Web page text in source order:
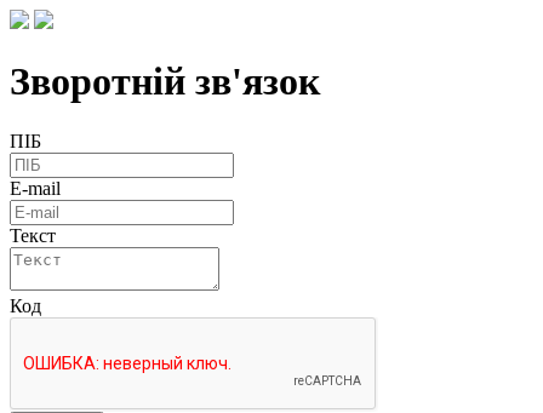
Зворотній зв'язок
ПІБ
E-mail
Текст
Код